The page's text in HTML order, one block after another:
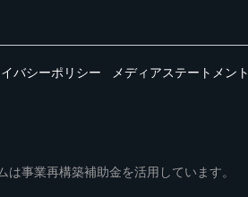
バシーポリシー メディアステートメント
事業再構築補助金を活用しています。